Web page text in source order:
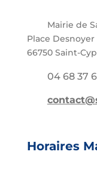
Mairie de
Place Desnoyer
66750 Saint-
04 68 37
Horaires